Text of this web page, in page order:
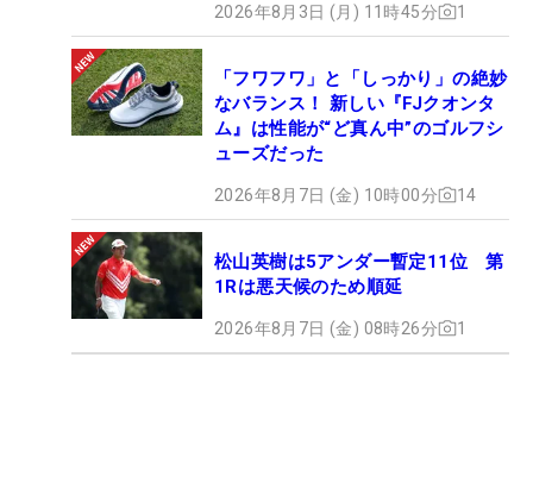
2026年8月3日 (月) 11時45分 1
「フワフワ」と「しっかり」の絶妙
なバランス！ 新しい『FJクオンタ
ム』は性能が“ど真ん中”のゴルフシ
ューズだった
2026年8月7日 (金) 10時00分 14
松山英樹は5アンダー暫定11位 第
1Rは悪天候のため順延
2026年8月7日 (金) 08時26分 1